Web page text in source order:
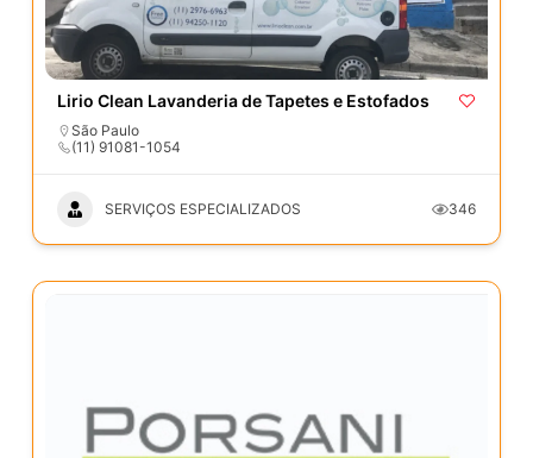
Lirio Clean Lavanderia de Tapetes e Estofados
São Paulo
(11) 91081-1054
SERVIÇOS ESPECIALIZADOS 346